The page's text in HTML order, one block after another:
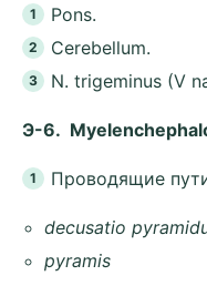
Pons.
Cerebellum.
N. trigeminus (V
Э-6.
Проводящие
decusatio
pyramis